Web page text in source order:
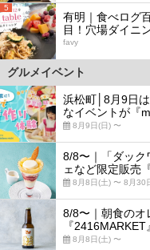
5
有明｜食べログ
目！穴場ダイニ
favy
グルメイベント
浜松町│8月9日
なイベントが『
8月9日(日) 〜
8/8〜｜「ダック
ェなど限定販売
8月8日(土) 〜 8月30
8/8〜｜朝食のオ
『
8月8日(土) 〜